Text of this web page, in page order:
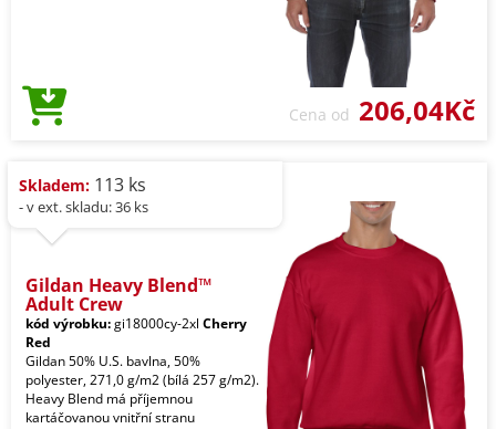
Cena od 206,04Kč
Skladem: 113 ks
- v ext. skladu: 36 ks
Gildan Heavy Blend™
Adult Crew
kód výrobku:gi18000cy-2xl Cherry
Red
Gildan 50% U.S. bavlna, 50%
polyester, 271,0 g/m2 (bílá 257 g/m2).
Heavy Blend má příjemnou
kartáčovanou vnitřní stranu